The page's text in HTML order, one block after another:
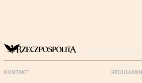
KONTAKT REGULAMIN